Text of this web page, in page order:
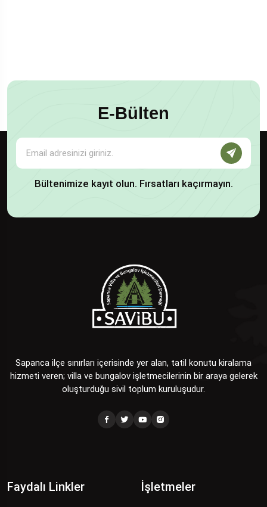
E-Bülten
Bültenimize kayıt olun. Fırsatları kaçırmayın.
Sapanca ilçe sınırları içerisinde yer alan, tatil konutu kiralama
hizmeti veren; villa ve bungalov işletmecilerinin bir araya gelerek
oluşturduğu sivil toplum kuruluşudur.
Faydalı Linkler İşletmeler